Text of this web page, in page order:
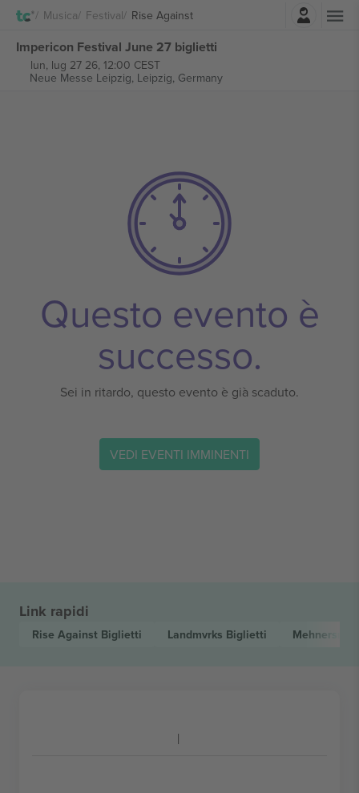
Musica Festival Rise Against
Impericon Festival June 27 biglietti
lun, lug 27 26, 12:00 CEST
Neue Messe Leipzig, Leipzig, Germany
Questo evento è
successo.
Sei in ritardo, questo evento è già scaduto.
VEDI EVENTI IMMINENTI
Link rapidi
Rise Against Biglietti Landmvrks Biglietti